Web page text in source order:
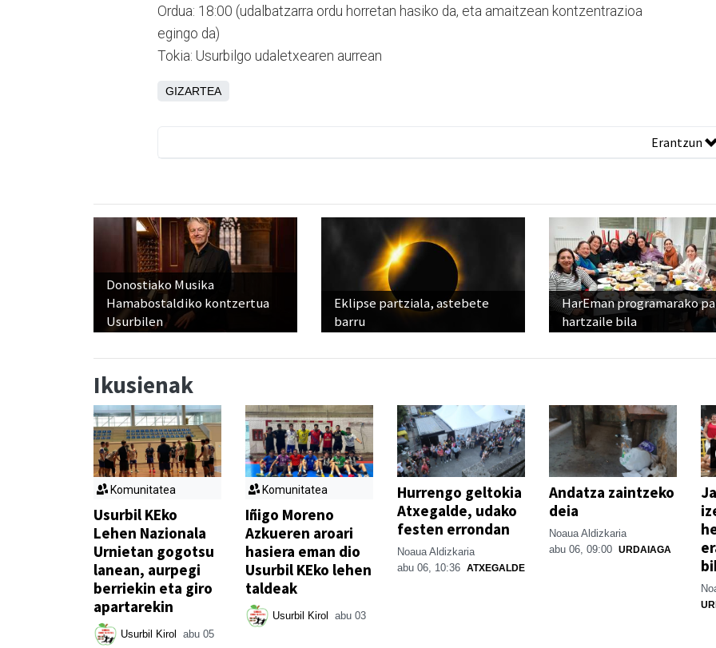
Ordua: 18:00 (udalbatzarra ordu horretan hasiko da, eta amaitzean kontzentrazioa
egingo da)
Tokia: Usurbilgo udaletxearen aurrean
GIZARTEA
Erantzun
Donostiako Musika
Hamabostaldiko kontzertua
Usurbilen
Eklipse partziala, astebete
barru
HarEman programarako
hartzaile bila
Ikusienak
Komunitatea
Usurbil KEko
Lehen Nazionala
Urnietan gogotsu
lanean, aurpegi
berriekin eta giro
apartarekin
Usurbil Kirol abu 05
Komunitatea
Iñigo Moreno
Azkueren aroari
hasiera eman dio
Usurbil KEko lehen
taldeak
Usurbil Kirol abu 03
Hurrengo geltokia
Atxegalde, udako
festen errondan
Noaua Aldizkaria
abu 06, 10:36 ATXEGALDE
Andatza zaintzeko
deia
Noaua Aldizkaria
abu 06, 09:00 URDAIAGA